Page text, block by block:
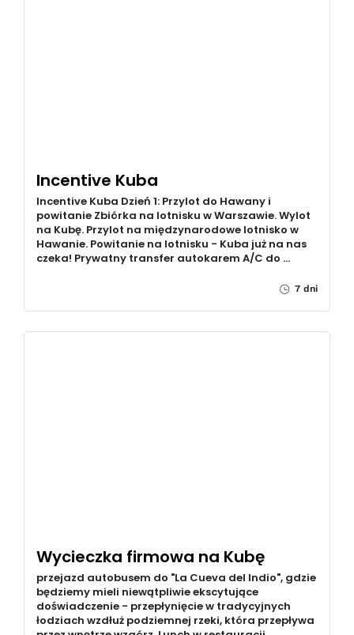
Incentive Kuba
Incentive Kuba Dzień 1: Przylot do Hawany i
powitanie Zbiórka na lotnisku w Warszawie. Wylot
na Kubę. Przylot na międzynarodowe lotnisko w
Hawanie. Powitanie na lotnisku - Kuba już na nas
czeka! Prywatny transfer autokarem A/C do …
7 dni
Wycieczka firmowa na Kubę
przejazd autobusem do "La Cueva del Indio", gdzie
będziemy mieli niewątpliwie ekscytujące
doświadczenie - przepłynięcie w tradycyjnych
łodziach wzdłuż podziemnej rzeki, która przepływa